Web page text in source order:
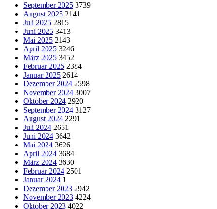
September 2025 3739
August 2025 2141
Juli 2025 2815
Juni 2025 3413
Mai 2025 2143
April 2025 3246
März 2025 3452
Februar 2025 2384
Januar 2025 2614
Dezember 2024 2598
November 2024 3007
Oktober 2024 2920
September 2024 3127
August 2024 2291
Juli 2024 2651
Juni 2024 3642
Mai 2024 3626
April 2024 3684
März 2024 3630
Februar 2024 2501
Januar 2024 1
Dezember 2023 2942
November 2023 4224
Oktober 2023 4022